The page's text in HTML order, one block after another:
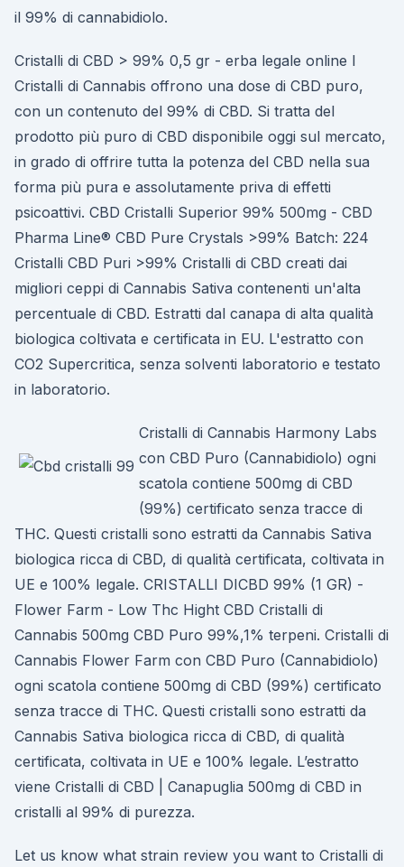
il 99% di cannabidiolo.
Cristalli di CBD > 99% 0,5 gr - erba legale online I
Cristalli di Cannabis offrono una dose di CBD puro,
con un contenuto del 99% di CBD. Si tratta del
prodotto più puro di CBD disponibile oggi sul mercato,
in grado di offrire tutta la potenza del CBD nella sua
forma più pura e assolutamente priva di effetti
psicoattivi. CBD Cristalli Superior 99% 500mg - CBD
Pharma Line® CBD Pure Crystals >99% Batch: 224
Cristalli CBD Puri >99% Cristalli di CBD creati dai
migliori ceppi di Cannabis Sativa contenenti un'alta
percentuale di CBD. Estratti dal canapa di alta qualità
biologica coltivata e certificata in EU. L'estratto con
CO2 Supercritica, senza solventi laboratorio e testato
in laboratorio.
Cristalli di Cannabis Harmony Labs
con CBD Puro (Cannabidiolo) ogni
scatola contiene 500mg di CBD
(99%) certificato senza tracce di
THC. Questi cristalli sono estratti da Cannabis Sativa
biologica ricca di CBD, di qualità certificata, coltivata in
UE e 100% legale. CRISTALLI DICBD 99% (1 GR) -
Flower Farm - Low Thc Hight CBD Cristalli di
Cannabis 500mg CBD Puro 99%,1% terpeni. Cristalli di
Cannabis Flower Farm con CBD Puro (Cannabidiolo)
ogni scatola contiene 500mg di CBD (99%) certificato
senza tracce di THC. Questi cristalli sono estratti da
Cannabis Sativa biologica ricca di CBD, di qualità
certificata, coltivata in UE e 100% legale. L’estratto
viene Cristalli di CBD | Canapuglia 500mg di CBD in
cristalli al 99% di purezza.
Let us know what strain review you want to Cristalli di